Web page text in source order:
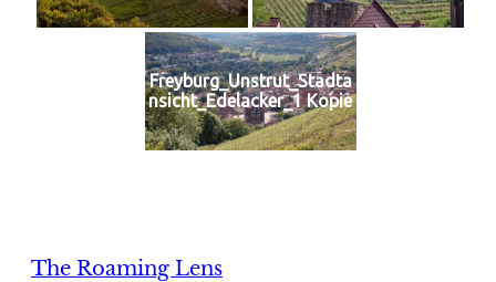
Freyburg_Unstrut_Stadta
nsicht_Edelacker_1 Kopie
The Roaming Lens